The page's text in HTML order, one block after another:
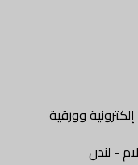
وورقية
- لندن